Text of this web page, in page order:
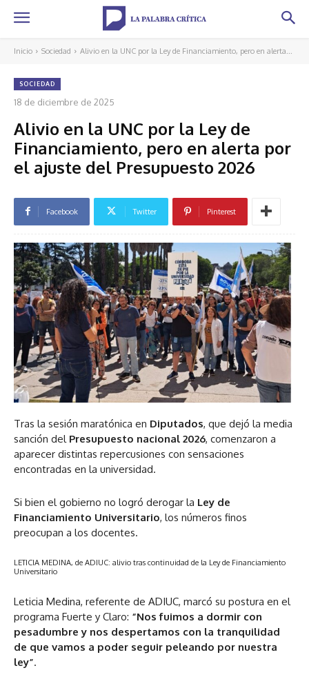
Inicio Sociedad Alivio en la UNC por la Ley de Financiamiento, pero en alerta...
SOCIEDAD
18 de diciembre de 2025
Alivio en la UNC por la Ley de
Financiamiento, pero en alerta por
el ajuste del Presupuesto 2026
Facebook Twitter Pinterest
Tras la sesión maratónica en Diputados, que dejó la media
sanción del Presupuesto nacional 2026, comenzaron a
aparecer distintas repercusiones con sensaciones
encontradas en la universidad.
Si bien el gobierno no logró derogar la Ley de
Financiamiento Universitario, los números finos
preocupan a los docentes.
LETICIA MEDINA, de ADIUC: alivio tras continuidad de la Ley de Financiamiento
Universitario
Leticia Medina, referente de ADIUC, marcó su postura en el
programa Fuerte y Claro: “Nos fuimos a dormir con
pesadumbre y nos despertamos con la tranquilidad
de que vamos a poder seguir peleando por nuestra
ley”.